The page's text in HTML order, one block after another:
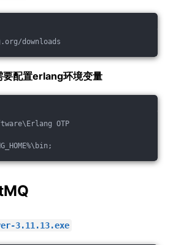
downloads
配置erlang环境变量
OTP
3.11.13.exe